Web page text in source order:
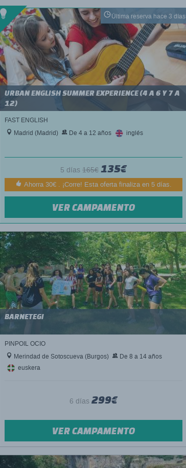
Última reserva hace 3 días
URBAN ENGLISH SUMMER EXPERIENCE (4 A 6 Y 7 A
12)
FAST ENGLISH
Madrid (Madrid)
De 4 a 12 años inglés
5 días 165€ 135€
Ahorra 30€ . ¡Corre! Esta oferta finaliza en 5 días.
VER CAMPAMENTO
BARNETEGI
PINPOIL OCIO
Merindad de Sotoscueva (Burgos)
De 8 a 14 años
euskera
6 días 299€
VER CAMPAMENTO